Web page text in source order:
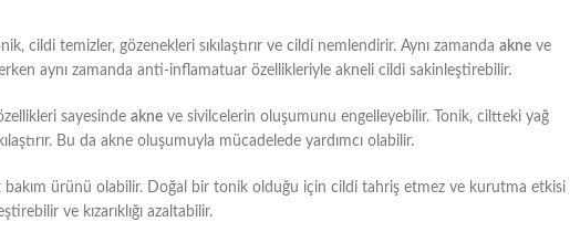
cildi temizler, gözenekleri sıkılaştırır ve cildi nemlendirir. Aynı zamanda akne ve
aynı zamanda anti-inflamatuar özellikleriyle akneli cildi sakinleştirebilir.
sayesinde akne ve sivilcelerin oluşumunu engelleyebilir. Tonik, ciltteki yağ
Bu da akne oluşumuyla mücadelede yardımcı olabilir.
bakım ürünü olabilir. Doğal bir tonik olduğu için cildi tahriş etmez ve kurutma etkisi
ve kızarıklığı azaltabilir.